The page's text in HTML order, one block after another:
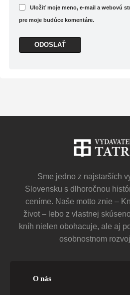
Uložiť moje meno, e-mail a webovú
pre moje budúce komentáre.
Sme jedno z najstarších
Slovensku s dlhoročnou
ceníme. Naše motto znie –
život – lebo z vlastnej
kníh nielen obohacuje, ale aj
osobnostnom
O nás